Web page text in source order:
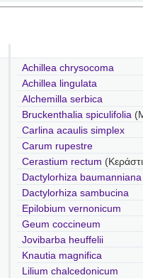
Achillea chrysocoma
Achillea lingulata
Alchemilla serbica
Bruckenthalia spiculifolia
Carlina acaulis simplex
Carum rupestre
Cerastium rectum
Dactylorhiza baumanniana
Dactylorhiza sambucina
Epilobium vernonicum
Geum coccineum
Jovibarba heuffelii
Knautia magnifica
Lilium chalcedonicum